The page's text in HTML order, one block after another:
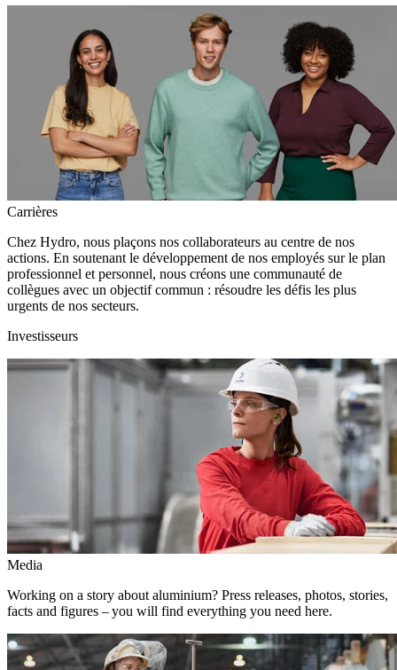
Carrières
Chez Hydro, nous plaçons nos collaborateurs au centre de nos
actions. En soutenant le développement de nos employés sur le plan
professionnel et personnel, nous créons une communauté de
collègues avec un objectif commun : résoudre les défis les plus
urgents de nos secteurs.
Investisseurs
Media
Working on a story about aluminium? Press releases, photos, stories,
facts and figures – you will find everything you need here.